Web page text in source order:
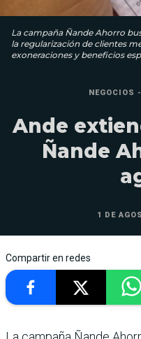
La campaña Ñande Ahorro
la regularización de clientes
exoneraciones y beneficios
NEGOCIOS
Ande
Ñande
1 DE
Compartir en redes